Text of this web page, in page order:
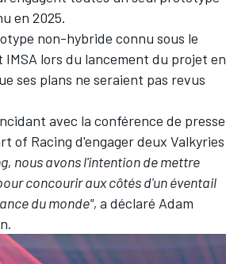
en 2025.
non-hybride connu sous le
IMSA lors du lancement du projet en
ses plans ne seraient pas revus
avec la conférence de presse
of Racing d'engager deux Valkyries
nous avons l'intention de mettre
concourir aux côtés d'un éventail
du monde", a déclaré Adam